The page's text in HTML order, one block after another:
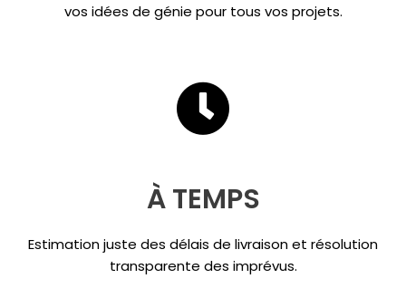
vos idées de génie pour tous vos projets.
À TEMPS
Estimation juste des délais de livraison et résolution
transparente des imprévus.